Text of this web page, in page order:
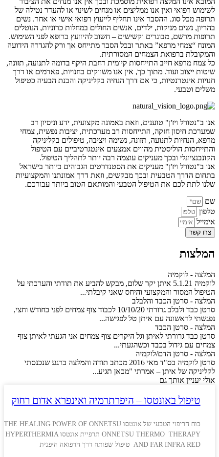
לשימוש רפואי ואין אנו ממליצים או מנחים לשינוי או להעדר נטילה של
תרופה מכל סוג. ההסבר אינו תחליף לייעוץ רפואי אישי או אחר. נשים
בהריון, נשים מניקות, ילדים, אנשים החולים במחלות כרוניות, הנוטלים
תרופות מרשם, מבוגרים וקשישים – חשוב להיוועץ ברופא לפני השימוש.
המונח “צמחי מרפא” באתר ובכל הסבר מתייחס אך ורק להגדרה הידועה
והמקובלת ברפואת הצמחים המסורתית.
כל צמח מרפא חייב התייחסות קיומית רחבת היקף בדומה לתנועה, תזונה,
שיטות ייצוב ועוד. מתוך כך, אין אנו משווקים בחנויות, פארמים או דרך
חנויות אינטרנטיות, כי אם דרך הנחיה בקליניקה והבנת הבעיה כטיפול
משלים וטבעי.
אנו ב"נטורל ויז'ן" טוענים, וזאת באמונה מקצועית, ידע וניסיון רב
שמערכת חיסון חזקה, התייחסות רב מערכתית, יציבות נפשית, צמחי
מרפא, הנחיות לתנועה, תזונה, נשימה ויציבה, טיפולים בקליניקה
והתייחסות הוליסטית מהווים אמצעים אינטגרטיביים עם הטיפול
הקונבנציונלי ובכך מעניקים עוצמה רבה יותר לתהליך הטיפול.
אנו ב"נטורל ויז'ן" מעניקים את הסטנדרטים הגבוהים ביותר בישראל
בתחום הדרך הטבעית ובכך מבקשים, וזאת דרך אמונתנו והמקצועיות
שלנו לתת לכם את הטיפול הטבעי והמותאם הטוב ביותר עבורכם.
שם
טלפון
אימייל
צרו קשר
המלצות
המלצה - לוקמיה
לוקמיה 5.1.21 איתן יקר שלום, מבקש להביע את תודתי והערכתי על
הטיפול המסור והמקצועי והיחס שאני קיבלתי...
המלצה - סרטן הכבד והלבלב
סרטן כבד ולבלב גרורתי 10/10/20 לכבוד צוף צמחים לפני כחודש וחצי,
נפגשתי לראשונה עם איתן טל לפגישה...
המלצה - סרטן הכבד
סרטן כבד גרורתי לאיתן וגל היקרים צוף צמחים אני הגעתי לאיתן צוף
צמחים עם גידול בכבד וכשהגעתי...
המלצה - סרטן הדם/לוקמיה
סרטן לוקמיה בס"ד מאי 2016 מכתב תודה והמלצה ברגע שנכנסתי
לקליניקה של איתן – אמרתי "מכאן תגיע...
אולי יעניין אותך גם
טיפול באונטסו – היפרתרמיה ואינפרא אדום רחוק
כוח הריפוי הטבעי של אונטסו THE HEALING POWER OF ONNETSU
ONNETSU THERMO THERAPY תרפיית אונטסו HYPERTHERMIA
AND FAR INFRA RED טיפול שפותח דרך הרפואה היפנית